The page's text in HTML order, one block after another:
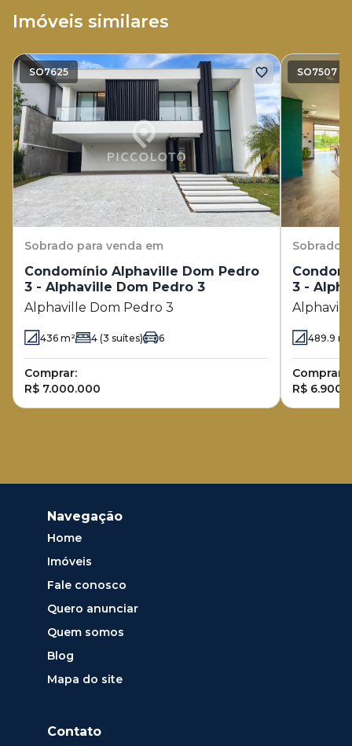
Imóveis similares
SO7625
Sobrado para venda em
Condomínio Alphaville Dom Pedro
3 - Alphaville Dom Pedro 3
Alphaville Dom Pedro 3
436 m² 4 (3 suítes) 6
Comprar:
R$ 7.000.000
SO7507
Sobrado
3 -
489.9
Comprar:
R$
Navegação
Home
Imóveis
Fale conosco
Quero anunciar
Quem somos
Blog
Mapa do site
Contato